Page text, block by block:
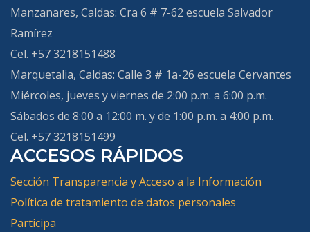
Manzanares, Caldas: Cra 6 # 7-62 escuela Salvador
Ramírez
Cel. +57 3218151488
Marquetalia, Caldas: Calle 3 # 1a-26 escuela Cervantes
Miércoles, jueves y viernes de 2:00 p.m. a 6:00 p.m.
Sábados de 8:00 a 12:00 m. y de 1:00 p.m. a 4:00 p.m.
Cel. +57 3218151499
ACCESOS RÁPIDOS
Sección Transparencia y Acceso a la Información
Política de tratamiento de datos personales
Participa